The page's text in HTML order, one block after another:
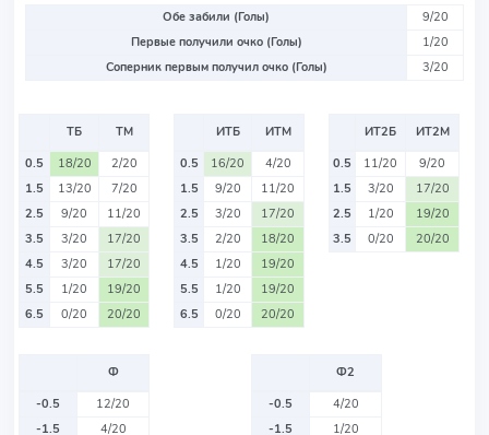
Обе забили (Голы)
9/20
Первые получили очко (Голы)
1/20
Соперник первым получил очко (Голы)
3/20
ТБ
ТМ
0.5
18/20
2/20
1.5
13/20
7/20
2.5
9/20
11/20
3.5
3/20
17/20
4.5
3/20
17/20
5.5
1/20
19/20
6.5
0/20 20/20
ИТБ
ИТМ
0.5
16/20
4/20
1.5
9/20
11/20
2.5
3/20
17/20
3.5
2/20
18/20
4.5
1/20
19/20
5.5
1/20
19/20
6.5
0/20 20/20
ИТ2Б
ИТ2М
0.5
11/20
9/20
1.5
3/20
17/20
2.5
1/20
19/20
3.5
0/20 20/20
Ф
-0.5
12/20
-1.5
4/20
Ф2
-0.5
4/20
-1.5
1/20